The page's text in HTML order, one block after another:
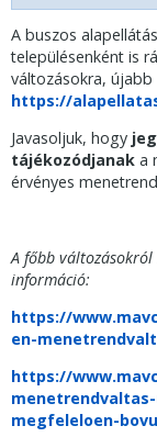
A buszos
településenként is
változásokra,
https://
Javasoljuk, hogy
tájékozódjanak a
érvényes
A főbb
információ:
https://
en-
https://
megfeleloen-